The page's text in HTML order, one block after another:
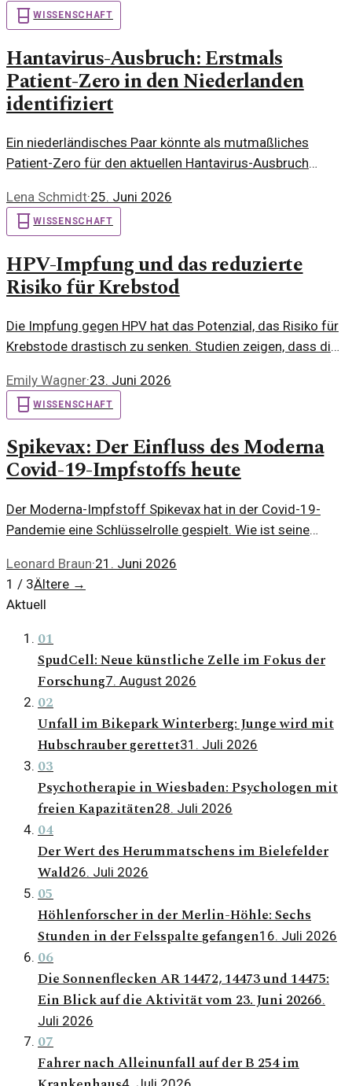
WISSENSCHAFT
Hantavirus-Ausbruch: Erstmals
Patient-Zero in den Niederlanden
identifiziert
Ein niederländisches Paar könnte als mutmaßliches
Patient-Zero für den aktuellen Hantavirus-Ausbruch
dieses Falls und mögliche Risiken.
Lena Schmidt·25. Juni 2026
WISSENSCHAFT
HPV-Impfung und das reduzierte
Risiko für Krebstod
Die Impfung gegen HPV hat das Potenzial, das Risiko für
Krebstode drastisch zu senken. Studien zeigen, dass die
Prävention von Gebärmutterhalskrebs hat.
Emily Wagner·23. Juni 2026
WISSENSCHAFT
Spikevax: Der Einfluss des Moderna
Covid-19-Impfstoffs heute
Der Moderna-Impfstoff Spikevax hat in der Covid-19-
Pandemie eine Schlüsselrolle gespielt. Wie ist seine
Leonard Braun·21. Juni 2026
1 / 3Ältere →
Aktuell
01
SpudCell: Neue künstliche Zelle im Fokus der
Forschung7. August 2026
02
Unfall im Bikepark Winterberg: Junge wird mit
Hubschrauber gerettet31. Juli 2026
03
Psychotherapie in Wiesbaden: Psychologen mit
freien Kapazitäten28. Juli 2026
04
Der Wert des Herummatschens im Bielefelder
Wald26. Juli 2026
05
Höhlenforscher in der Merlin-Höhle: Sechs
Stunden in der Felsspalte gefangen16. Juli 2026
06
Die Sonnenflecken AR 14472, 14473 und 14475:
Ein Blick auf die Aktivität vom 23. Juni 20266.
Juli 2026
07
Fahrer nach Alleinunfall auf der B 254 im